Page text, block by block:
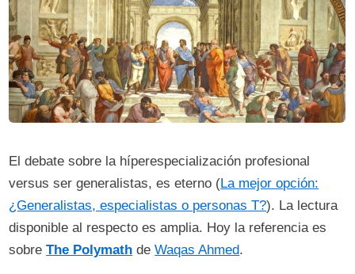
El debate sobre la híperespecialización profesional
versus ser generalistas, es eterno (La mejor opción:
¿Generalistas, especialistas o personas T?). La lectura
disponible al respecto es amplia. Hoy la referencia es
sobreThe Polymath deWaqas Ahmed.